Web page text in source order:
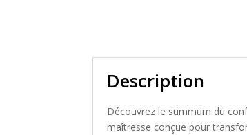
Description
Découvrez le summum du
maîtresse conçue pour